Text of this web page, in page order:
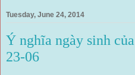
Tuesday, June 24, 2014
Ý nghĩa ngày sinh
23-06